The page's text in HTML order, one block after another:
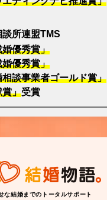
所連盟TMS
優秀賞」
優秀賞」
談事業者ゴールド賞」
賞」受賞
な結婚までのトータルサポート